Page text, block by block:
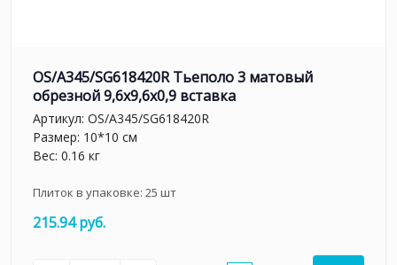
OS/A345/SG618420R Тьеполо 3 матовый
обрезной 9,6x9,6x0,9 вставка
Артикул: OS/A345/SG618420R
Размер: 10*10 см
Вес: 0.16 кг
Плиток в упаковке: 25 шт
215.94 руб.